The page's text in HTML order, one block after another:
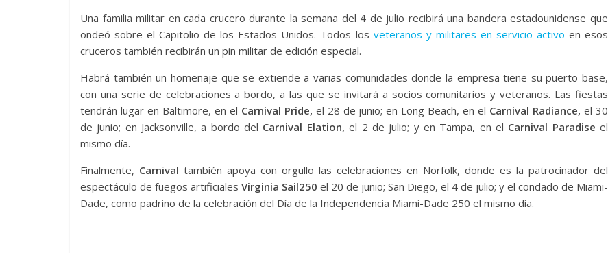
Una familia militar en cada crucero durante la semana del 4 de julio recibirá una bandera estadounidense que
ondeó sobre el Capitolio de los Estados Unidos. Todos los veteranos y militares en servicio activo en esos
cruceros también recibirán un pin militar de edición especial.
Habrá también un homenaje que se extiende a varias comunidades donde la empresa tiene su puerto base,
con una serie de celebraciones a bordo, a las que se invitará a socios comunitarios y veteranos. Las fiestas
tendrán lugar en Baltimore, en el Carnival Pride, el 28 de junio; en Long Beach, en el Carnival Radiance, el 30
de junio; en Jacksonville, a bordo del Carnival Elation, el 2 de julio; y en Tampa, en el Carnival Paradise el
mismo día.
Finalmente, Carnival también apoya con orgullo las celebraciones en Norfolk, donde es la patrocinador del
espectáculo de fuegos artificiales Virginia Sail250 el 20 de junio; San Diego, el 4 de julio; y el condado de Miami-
Dade, como padrino de la celebración del Día de la Independencia Miami-Dade 250 el mismo día.